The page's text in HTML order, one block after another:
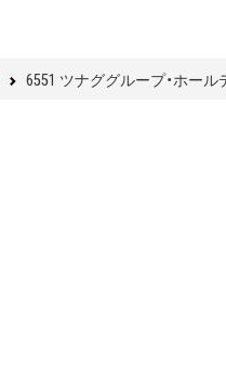
6551 ツナググループ・ホー